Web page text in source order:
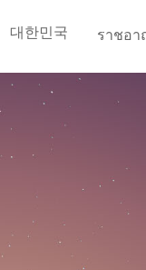
대한민국 ราชอา